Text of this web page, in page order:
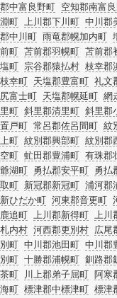
中富良野町 空知郡南富
町 上川郡下川町 中川郡
中川町 雨竜郡幌加内町
町 苫前郡羽幌町 苫前郡
町 宗谷郡猿払村 枝幸郡
幸町 天塩郡豊富町 礼文
富士町 天塩郡幌延町 網
町 斜里郡清里町 斜里郡
戸町 常呂郡佐呂間町 紋
町 紋別郡興部町 紋別郡
町 虻田郡豊浦町 有珠郡
湖町 勇払郡安平町 勇払
町 新冠郡新冠町 浦河郡
ひだか町 河東郡音更町
追町 上川郡新得町 上川
内村 河西郡更別村 広尾
町 中川郡池田町 中川郡
町 十勝郡浦幌町 釧路郡
町 川上郡弟子屈町 阿寒
町 標津郡中標津町 標津